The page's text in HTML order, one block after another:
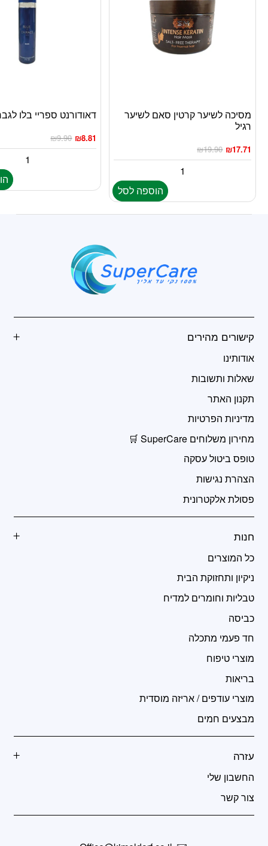
מסיכה לשיער קרטין סאם לשיער
רגיל
₪19.90 ₪17.71
הוספה לסל
דאודורנט ספריי בלו לגבר
₪9.90 ₪8.81
קישורים מהירים
אודותינו
שאלות ותשובות
תקנון האתר
מדיניות הפרטיות
מחירון משלוחים SuperCare 🛒
טופס ביטול עסקה
הצהרת נגישות
פסולת אלקטרונית
חנות
כל המוצרים
ניקיון ותחזוקת הבית
טבליות וחומרים למדיח
כביסה
חד פעמי מתכלה
מוצרי טיפוח
בריאות
מוצרי עודפים / אריזה מוסדית
מבצעים חמים
עזרה
החשבון שלי
צור קשר